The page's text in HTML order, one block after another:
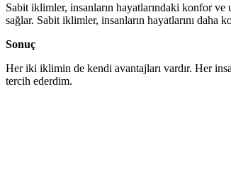
Sabit iklimler, insanların hayatlarındaki konfor ve
sağlar. Sabit iklimler, insanların hayatlarını daha
Sonuç
Her iki iklimin de kendi avantajları vardır. Her
tercih ederdim.